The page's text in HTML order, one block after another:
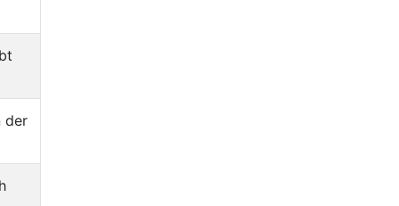
der